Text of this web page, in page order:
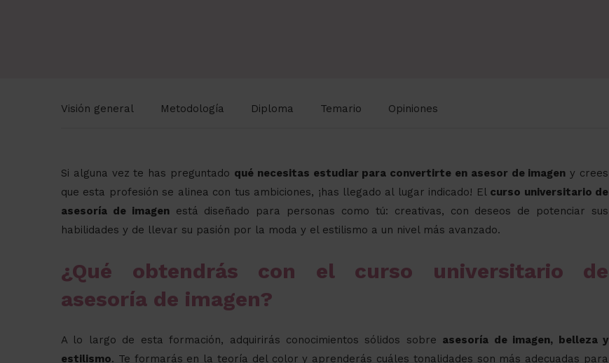
Visión general Metodología Diploma Temario Opiniones
Si alguna vez te has preguntado qué necesitas estudiar para convertirte en asesor de imagen y crees
que esta profesión se alinea con tus ambiciones, ¡has llegado al lugar indicado! El curso universitario de
asesoría de imagenestá diseñado para personas como tú: creativas, con deseos de potenciar sus
habilidades y de llevar su pasión por la moda y el estilismo a un nivel más avanzado.
¿Qué obtendrás con el curso universitario de
asesoría de imagen?
A lo largo de esta formación, adquirirás conocimientos sólidos sobre asesoría de imagen, belleza y
estilismo. Te formarás en la teoría del color y aprenderás cuáles tonalidades son más adecuadas para